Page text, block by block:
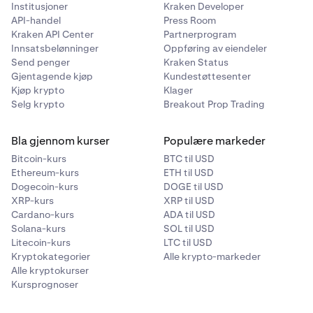
mengden EUR du brukte til å kjøpe BTC på markedet
da du åpnet posisjonen. Dette oppfyller din
forpliktelse til å returnere til Kraken den EUR som
Kraken lånte deg da du åpnet posisjonen (dvs.
brukte EUR til å kjøpe BTC).
• CHF
• BTC
• ETH
• XRP
• LTC
• DOGE
• XLM
• USDT
• ADA
• XTZ
• ATOM
• LINK
• DAI
Institusjoner
API-handel
Kraken API Center
Innsatsbelønninger
Send penger
Gjentagende kjøp
Kjøp krypto
Selg krypto
Kraken Developer
Press Room
Partnerprogram
Oppføring av eiendeler
Kraken Status
Kundestøttesenter
Klager
Breakout Prop Trading
Bla gjennom kurser
Bitcoin-kurs
Ethereum-kurs
Dogecoin-kurs
XRP-kurs
Cardano-kurs
Solana-kurs
Litecoin-kurs
Kryptokategorier
Alle kryptokurser
Kursprognoser
Populære markeder
BTC til USD
ETH til USD
DOGE til USD
XRP til USD
ADA til USD
SOL til USD
LTC til USD
Alle krypto-markeder